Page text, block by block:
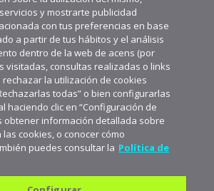
y mostrarte publicidad
con tus preferencias en base
a partir de tus hábitos y el análisis
dentro de la web de acens (por
visitadas, consultas realizadas o links
la utilización de cookies
todas” o bien configurarlas
haciendo clic en “Configuración de
obtener información detallada sobre
cookies, o conocer cómo
puedes consultar la Política de